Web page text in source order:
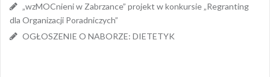
„wzMOCnieni w Zabrzance” projekt w konkursie „Regranting
dla Organizacji Poradniczych”
OGŁOSZENIE O NABORZE: DIETETYK